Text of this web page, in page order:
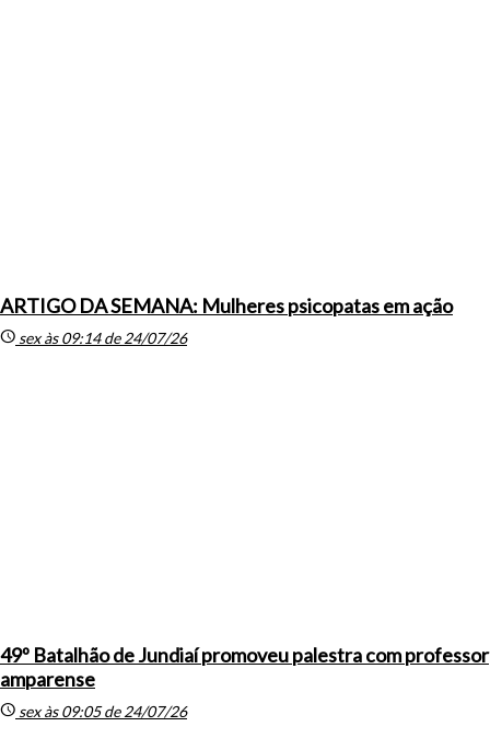
ARTIGO DA SEMANA: Mulheres psicopatas em ação
schedule sex às 09:14 de 24/07/26
49º Batalhão de Jundiaí promoveu palestra com professor
amparense
schedule sex às 09:05 de 24/07/26